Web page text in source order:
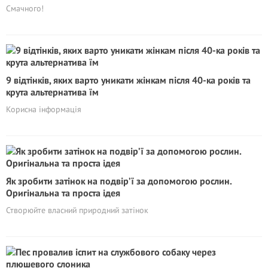
Смачного!
9 відтінків, яких варто уникати жінкам після 40-ка років та
крута альтернатива їм
Корисна інформація
Як зробити затінок на подвір’ї за допомогою рослин.
Оригінальна та проста ідея
Створюйте власний природний затінок